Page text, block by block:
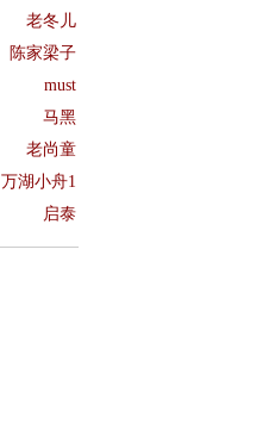
老冬儿
陈家梁子
must
马黑
老尚童
万湖小舟1
启泰